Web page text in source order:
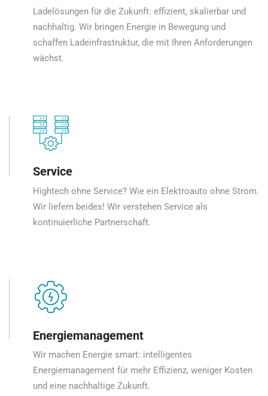
Ladelösungen für die Zukunft: effizient, skalierbar und
nachhaltig. Wir bringen Energie in Bewegung und
schaffen Ladeinfrastruktur, die mit Ihren Anforderungen
wächst.
Service
Hightech ohne Service? Wie ein Elektroauto ohne Strom.
Wir liefern beides! Wir verstehen Service als
kontinuierliche Partnerschaft.
Energiemanagement
Wir machen Energie smart: intelligentes
Energiemanagement für mehr Effizienz, weniger Kosten
und eine nachhaltige Zukunft.